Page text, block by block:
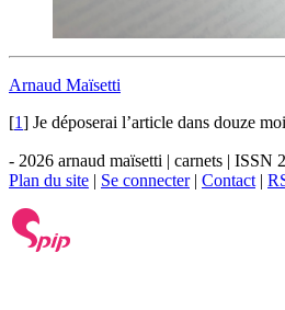
Arnaud Maïsetti
[1] Je déposerai l’article dans douze
- 2026 arnaud maïsetti | carnets | ISSN
Plan du site | Se connecter| Contact |